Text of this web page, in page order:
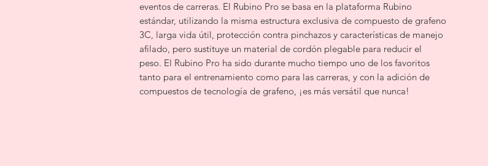
eventos de carreras. El Rubino Pro se basa en la plataforma Rubino
estándar, utilizando la misma estructura exclusiva de compuesto de grafeno
3C, larga vida útil, protección contra pinchazos y características de manejo
afilado, pero sustituye un material de cordón plegable para reducir el
peso. El Rubino Pro ha sido durante mucho tiempo uno de los favoritos
tanto para el entrenamiento como para las carreras, y con la adición de
compuestos de tecnología de grafeno, ¡es más versátil que nunca!